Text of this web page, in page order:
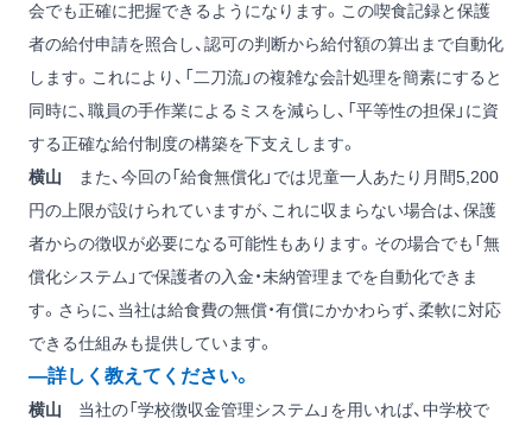
会でも正確に把握できるようになります。この喫食記録と保護
者の給付申請を照合し、認可の判断から給付額の算出まで自動化
します。これにより、「二刀流」の複雑な会計処理を簡素にすると
同時に、職員の手作業によるミスを減らし、「平等性の担保」に資
する正確な給付制度の構築を下支えします。
横山 また、今回の「給食無償化」では児童一人あたり月間5,200
円の上限が設けられていますが、これに収まらない場合は、保護
者からの徴収が必要になる可能性もあります。その場合でも「無
償化システム」で保護者の入金・未納管理までを自動化できま
す。さらに、当社は給食費の無償・有償にかかわらず、柔軟に対応
できる仕組みも提供しています。
―詳しく教えてください。
横山 当社の「学校徴収金管理システム」を用いれば、中学校で